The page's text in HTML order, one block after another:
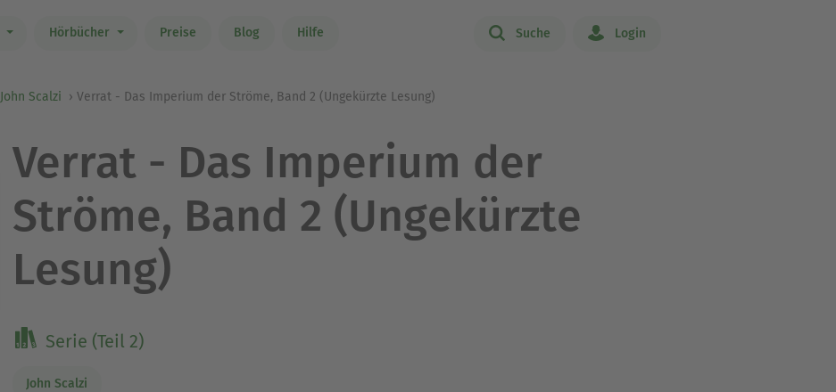
Hörbücher Preise Blog Hilfe Suche Login
John Scalzi Verrat - Das Imperium der Ströme, Band 2 (Ungekürzte Lesung)
Verrat - Das Imperium der
Ströme, Band 2 (Ungekürzte
Lesung)
Serie (Teil 2)
John Scalzi